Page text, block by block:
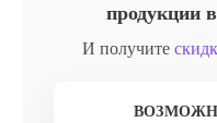
продукции
И получите